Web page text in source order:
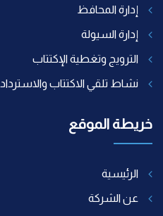
إدارة المحافظ
إدارة السيولة
الترويج وتغطية الإكتتاب
نشاط تلقي الاكتتاب والاسترداد
خريطة الموقع
الرئيسية
عن الشركة